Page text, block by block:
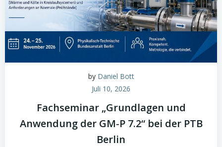
by Daniel Bott
Juli 10, 2026
Fachseminar „Grundlagen und
Anwendung der GM‑P 7.2“ bei der PTB
Berlin